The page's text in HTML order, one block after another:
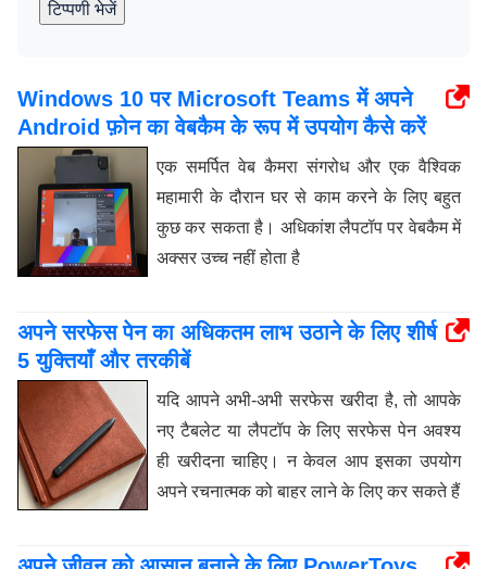
टिप्पणी भेजें
Windows 10 पर Microsoft Teams में अपने
Android फ़ोन का वेबकैम के रूप में उपयोग कैसे करें
एक समर्पित वेब कैमरा संगरोध और एक वैश्विक
महामारी के दौरान घर से काम करने के लिए बहुत
कुछ कर सकता है। अधिकांश लैपटॉप पर वेबकैम में
अक्सर उच्च नहीं होता है
अपने सरफेस पेन का अधिकतम लाभ उठाने के लिए शीर्ष
5 युक्तियाँ और तरकीबें
यदि आपने अभी-अभी सरफेस खरीदा है, तो आपके
नए टैबलेट या लैपटॉप के लिए सरफेस पेन अवश्य
ही खरीदना चाहिए। न केवल आप इसका उपयोग
अपने रचनात्मक को बाहर लाने के लिए कर सकते हैं